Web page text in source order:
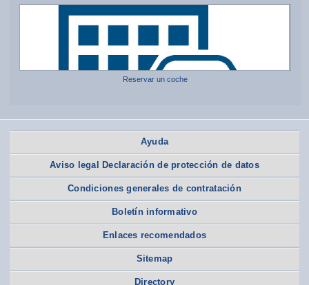
Reservar un coche
Ayuda
Aviso legal Declaración de protección de datos
Condiciones generales de contratación
Boletín informativo
Enlaces recomendados
Sitemap
Directory